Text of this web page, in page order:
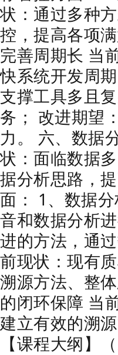
状：通过多种
控，提高各项
完善周期长 当
快系统开发周
支撑工具多且
务； 改进期望
力。 六、数据
状：面临数据
据分析思路，
面： 1、数据
音和数据分析
进的方法，通
前现状：现有
溯源方法、整
的闭环保障 当
建立有效的溯
【课程大纲】（